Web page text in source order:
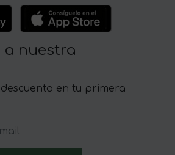
a nuestra
en tu primera